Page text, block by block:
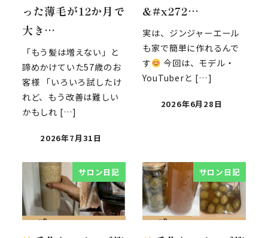
った薄毛が12か月で
大き…
「もう髪は増えない」と
諦めかけていた57歳のお
客様 「いろいろ試したけ
れど、もう改善は難しい
かもしれ […]
2026年7月31日
&#x272…
実は、ジンジャーエール
も家で簡単に作れるんで
す
今回は、モデル・
YouTuberと […]
2026年6月28日
サロン日記 サロン日記